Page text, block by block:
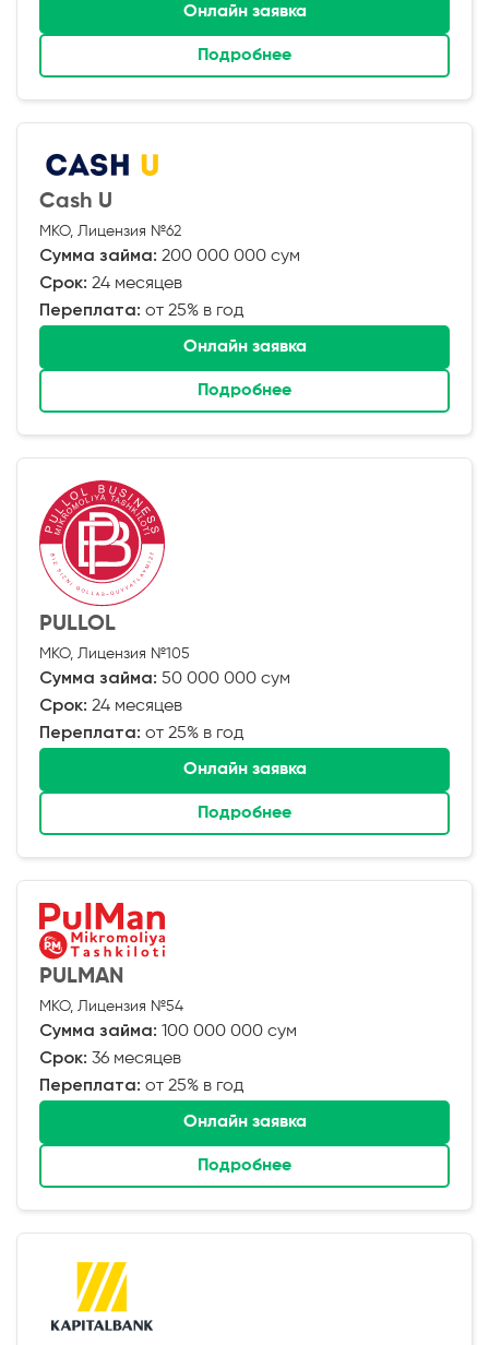
Онлайн заявка
Подробнее
Cash U
МКО, Лицензия №62
Сумма займа: 200 000 000 сум
Срок: 24 месяцев
Переплата: от 25% в год
Онлайн заявка
Подробнее
PULLOL
МКО, Лицензия №105
Сумма займа: 50 000 000 сум
Срок: 24 месяцев
Переплата: от 25% в год
Онлайн заявка
Подробнее
PULMAN
МКО, Лицензия №54
Сумма займа: 100 000 000 сум
Срок: 36 месяцев
Переплата: от 25% в год
Онлайн заявка
Подробнее